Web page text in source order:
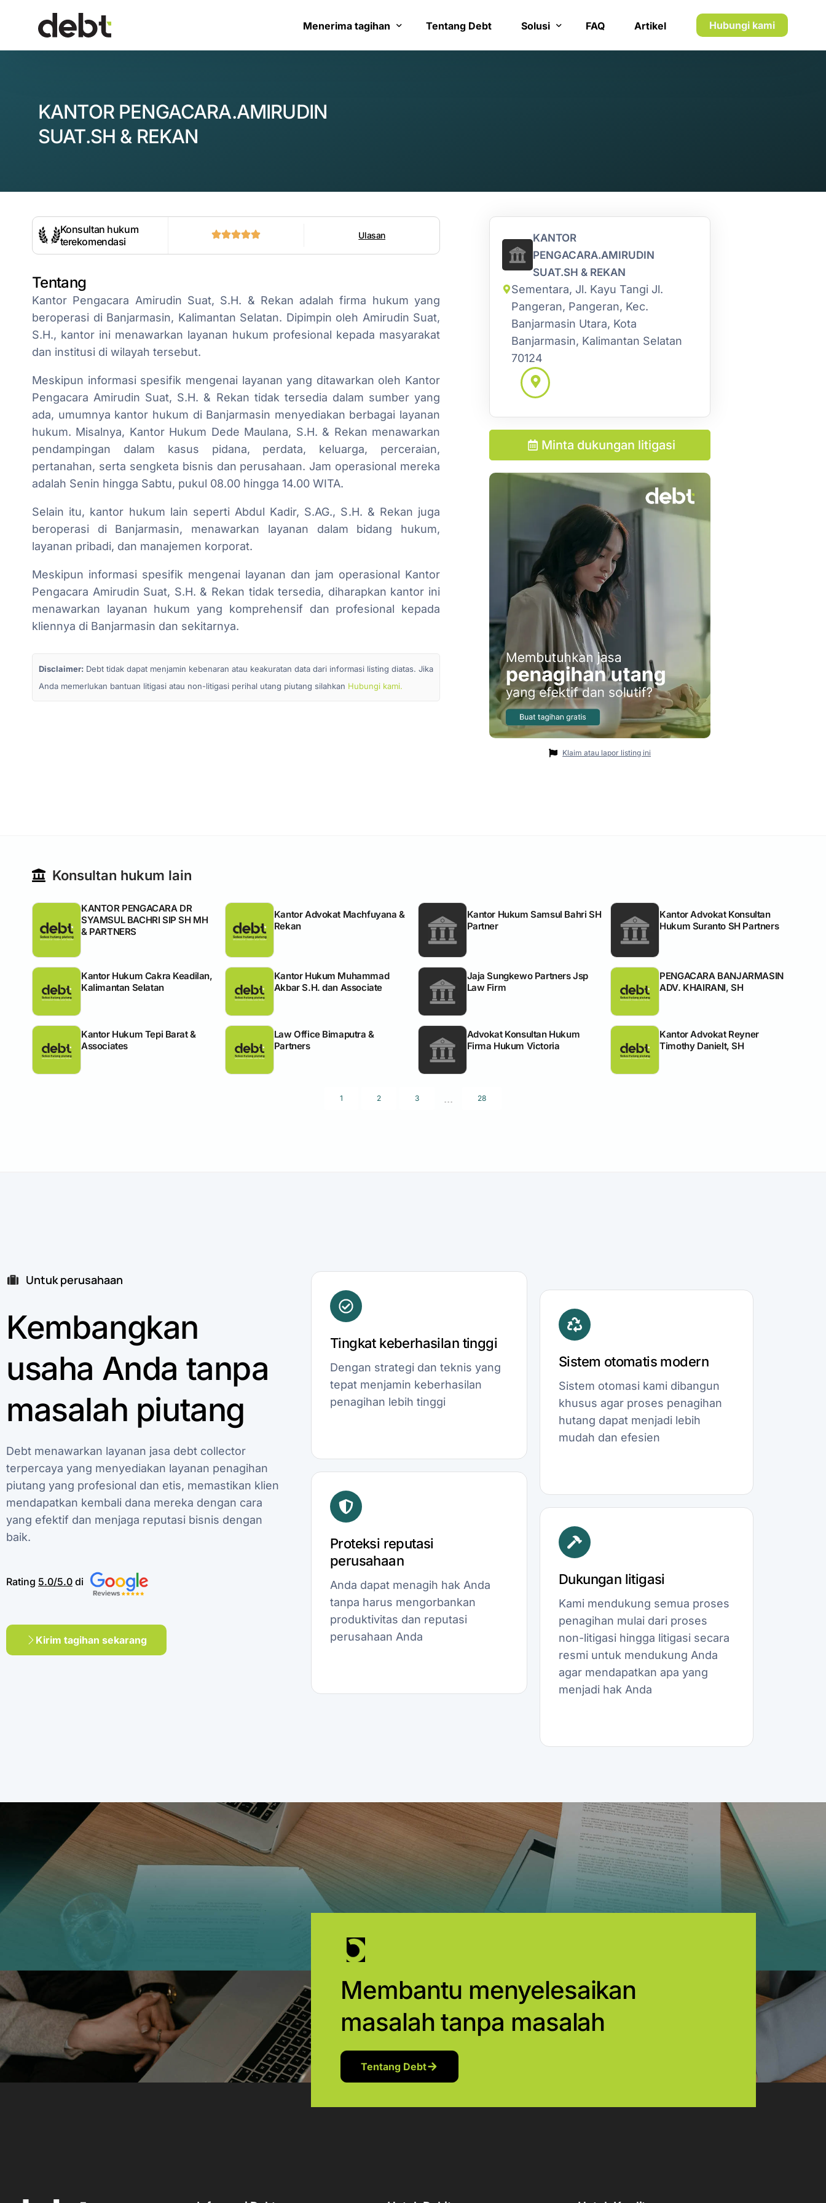
Menerima tagihan
Konfirmasi pembayaran
Tentang Debt Solusi FAQ Artikel Hubungi kami
KANTOR PENGACARA.AMIRUDIN
SUAT.SH & REKAN
Konsultan hukum
terekomendasi
Ulasan
Tentang
Kantor Pengacara Amirudin Suat, S.H. & Rekan adalah firma hukum yang
beroperasi di Banjarmasin, Kalimantan Selatan. Dipimpin oleh Amirudin Suat,
S.H., kantor ini menawarkan layanan hukum profesional kepada masyarakat
dan institusi di wilayah tersebut.
Meskipun informasi spesifik mengenai layanan yang ditawarkan oleh Kantor
Pengacara Amirudin Suat, S.H. & Rekan tidak tersedia dalam sumber yang
ada, umumnya kantor hukum di Banjarmasin menyediakan berbagai layanan
hukum. Misalnya, Kantor Hukum Dede Maulana, S.H. & Rekan menawarkan
pendampingan dalam kasus pidana, perdata, keluarga, perceraian,
pertanahan, serta sengketa bisnis dan perusahaan. Jam operasional mereka
adalah Senin hingga Sabtu, pukul 08.00 hingga 14.00 WITA.
Selain itu, kantor hukum lain seperti Abdul Kadir, S.AG., S.H. & Rekan juga
beroperasi di Banjarmasin, menawarkan layanan dalam bidang hukum,
layanan pribadi, dan manajemen korporat.
Meskipun informasi spesifik mengenai layanan dan jam operasional Kantor
Pengacara Amirudin Suat, S.H. & Rekan tidak tersedia, diharapkan kantor ini
menawarkan layanan hukum yang komprehensif dan profesional kepada
kliennya di Banjarmasin dan sekitarnya.
Disclaimer: Debt tidak dapat menjamin kebenaran atau keakuratan data dari informasi listing diatas. Jika
Anda memerlukan bantuan litigasi atau non-litigasi perihal utang piutang silahkan Hubungi kami.
KANTOR
PENGACARA.AMIRUDIN
SUAT.SH & REKAN
Sementara, Jl. Kayu Tangi Jl.
Pangeran, Pangeran, Kec.
Banjarmasin Utara, Kota
Banjarmasin, Kalimantan Selatan
70124
Minta dukungan litigasi
Klaim atau lapor listing ini
Konsultan hukum lain
KANTOR PENGACARA DR
SYAMSUL BACHRI SIP SH MH
& PARTNERS
Kantor Advokat Machfuyana &
Rekan
Kantor Hukum Samsul Bahri SH
Partner
Kantor Advokat Konsultan
Hukum Suranto SH Partners
Kantor Hukum Cakra Keadilan,
Kalimantan Selatan
Kantor Hukum Muhammad
Akbar S.H. dan Associate
Jaja Sungkewo Partners Jsp
Law Firm
PENGACARA BANJARMASIN
ADV. KHAIRANI, SH
Kantor Hukum Tepi Barat &
Associates
Law Office Bimaputra &
Partners
Advokat Konsultan Hukum
Firma Hukum Victoria
Kantor Advokat Reyner
Timothy Danielt, SH
1 2 3 ... 28
Untuk perusahaan
Kembangkan
usaha Anda tanpa
masalah piutang
Debt menawarkan layanan jasa debt collector
terpercaya yang menyediakan layanan penagihan
piutang yang profesional dan etis, memastikan klien
mendapatkan kembali dana mereka dengan cara
yang efektif dan menjaga reputasi bisnis dengan
baik.
Rating 5.0/5.0 di
Kirim tagihan sekarang
Tingkat keberhasilan tinggi
Dengan strategi dan teknis yang
tepat menjamin keberhasilan
penagihan lebih tinggi
Proteksi reputasi
perusahaan
Anda dapat menagih hak Anda
tanpa harus mengorbankan
produktivitas dan reputasi
perusahaan Anda
Sistem otomatis modern
Sistem otomasi kami dibangun
khusus agar proses penagihan
hutang dapat menjadi lebih
mudah dan efesien
Dukungan litigasi
Kami mendukung semua proses
penagihan mulai dari proses
non-litigasi hingga litigasi secara
resmi untuk mendukung Anda
agar mendapatkan apa yang
menjadi hak Anda
Membantu menyelesaikan
masalah tanpa masalah
Tentang Debt